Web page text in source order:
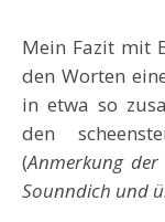
Mein Fazit mit
den Worten
in etwa so
den
(Anmerkung der
Sounndich und